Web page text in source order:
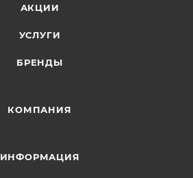
АКЦИИ
УСЛУГИ
БРЕНДЫ
КОМПАНИЯ
ИНФОРМАЦИЯ